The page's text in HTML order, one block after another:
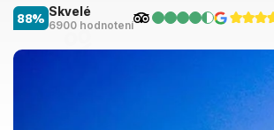
Skvelé
6900 hodnotení
88%